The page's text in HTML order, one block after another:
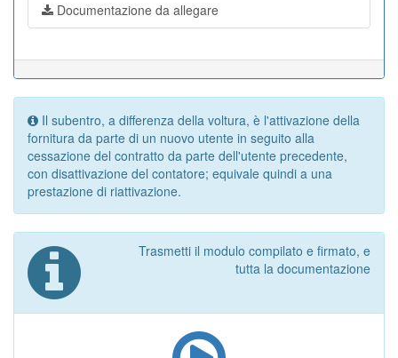
Documentazione da allegare
Il subentro, a differenza della voltura, è l'attivazione della
fornitura da parte di un nuovo utente in seguito alla
cessazione del contratto da parte dell'utente precedente,
con disattivazione del contatore; equivale quindi a una
prestazione di riattivazione.
Trasmetti il modulo compilato e firmato, e
tutta la documentazione